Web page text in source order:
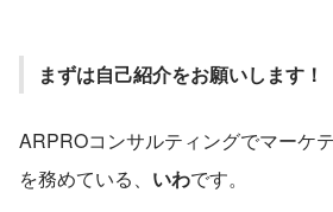
まずは自己紹介をお願いします！
ARPROコンサルティングでマーケ
を務めている、 いわです。